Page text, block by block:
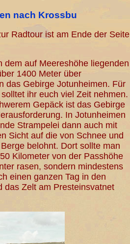
nach Krossbu
Radtour ist am Ende der Seite
dem auf Meereshöhe liegenden
1400 Meter über
das Gebirge Jotunheimen. Für
ihr euch viel Zeit nehmen.
Gepäck ist das Gebirge
In Jotunheimen
Strampelei dann auch mit
Sicht auf die von Schnee und
belohnt. Dort sollte man
Kilometer von der Passhöhe
rasen, sondern mindestens
einen ganzen Tag in den
das Zelt am Presteinsvatnet